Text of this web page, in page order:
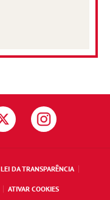
LEI DA TRANSPARÊNCIA
ATIVAR COOKIES